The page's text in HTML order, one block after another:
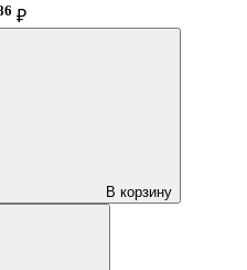
₽
В корзину